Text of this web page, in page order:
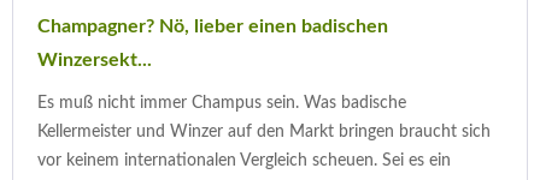
Champagner? Nö, lieber einen badischen
Winzersekt...
Es muß nicht immer Champus sein. Was badische
Kellermeister und Winzer auf den Markt bringen braucht sich
vor keinem internationalen Vergleich scheuen. Sei es ein